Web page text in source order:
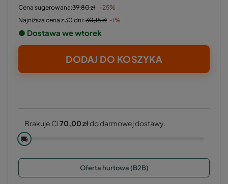
Cena sugerowana:39,80 zł -25%
Najniższa cena z 30 dni: 30,18 zł -1%
● Dostawa we wtorek
DODAJ DO KOSZYKA
Brakuje Ci70,00 złdo darmowej dostawy.
🚚
Oferta hurtowa (B2B)